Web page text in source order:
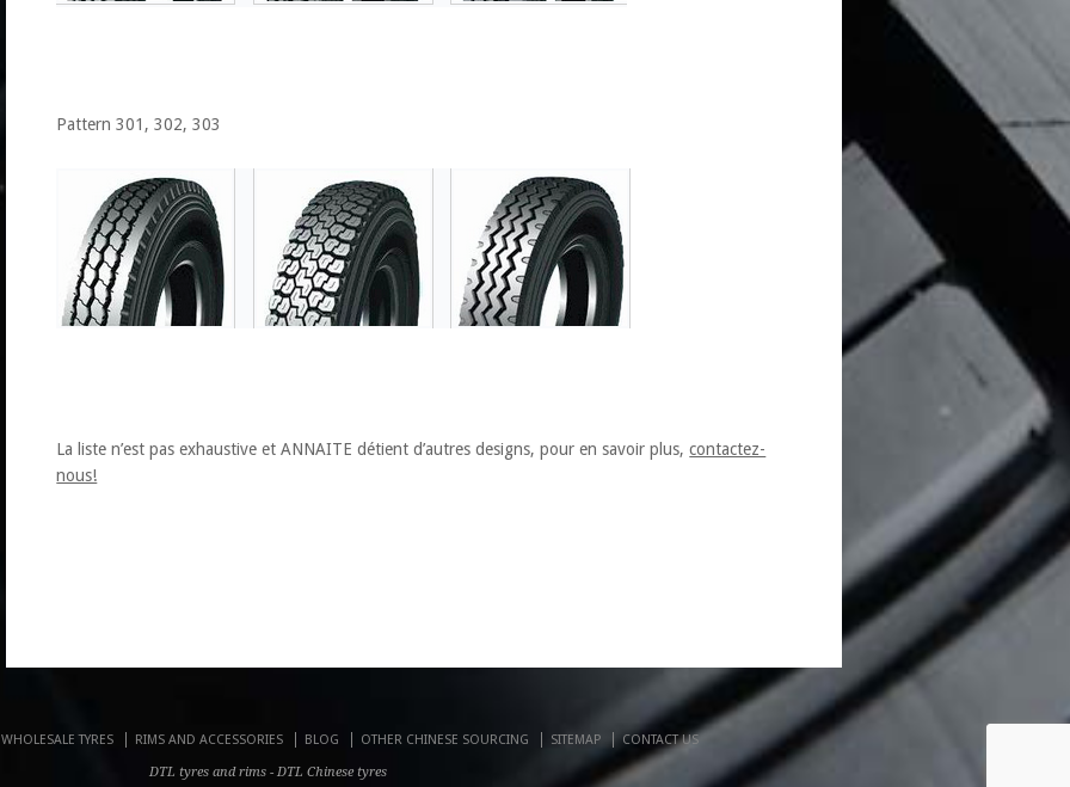
Pattern 301, 302, 303
La liste n’est pas exhaustive et ANNAITE détient d’autres designs, pour en savoir plus,contactez-
nous!
WHOLESALE TYRES RIMS AND ACCESSORIES BLOG OTHER CHINESE SOURCING SITEMAP CONTACT US
DTL tyres and rims - DTL Chinese tyres